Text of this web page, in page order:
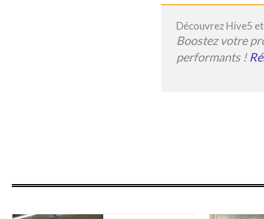
Découvrez Hive5
Boostez votre
performants !